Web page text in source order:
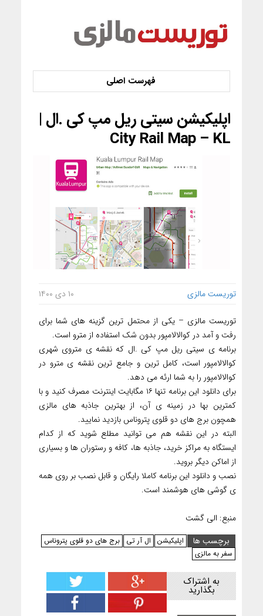
اپلیکیشن سیتی ریل مپ کی .ال |
City Rail Map – KL
توریست مالزی ۱۰ دی ۱۴۰۰
توریست مالزی – یکی از محتمل ترین گزینه های شما برای
رفت و آمد در کوالالامپور بدون شک استفاده از مترو است.
برنامه ی سیتی ریل مپ کی .ال که نقشه ی متروی شهری
کوالالامپور است، کامل ترین و جامع ترین نقشه ی مترو در
کوالالامپور را به شما ارئه می دهد.
برای دانلود این برنامه تنها ۱۶ مگابایت اینترنت مصرف کنید و با
کمترین بها در زمینه ی آن، از بهترین جاذبه های مالزی
همچون برج های دو قلوی پتروناس بازدید نمایید.
البته در این نقشه هم می توانید مطلع شوید که از کدام
ایستگاه به مراکز خرید، جاذبه ها، کافه و رستوران ها و بسیاری
از اماکن دیگر بروید.
نصب و دانلود این برنامه کاملا رایگان و قابل نصب بر روی همه
ی گوشی های هوشمند است.
منبع: الی گشت
برچسب ها
اپلیکیشن ال آر تی
برج های دو قلوی پتروناس
سفر به مالزی
به اشتراک
بگذارید